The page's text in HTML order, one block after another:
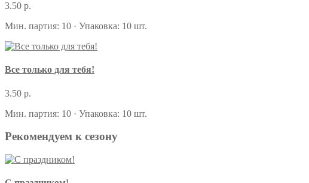
3.50 р.
Мин. партия: 10 · Упаковка: 10 шт.
Все только для тебя!
3.50 р.
Мин. партия: 10 · Упаковка: 10 шт.
Рекомендуем к сезону